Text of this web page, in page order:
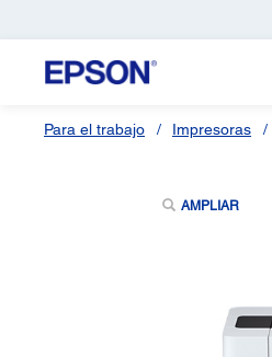
Para el trabajo Impresoras
AMPLIAR